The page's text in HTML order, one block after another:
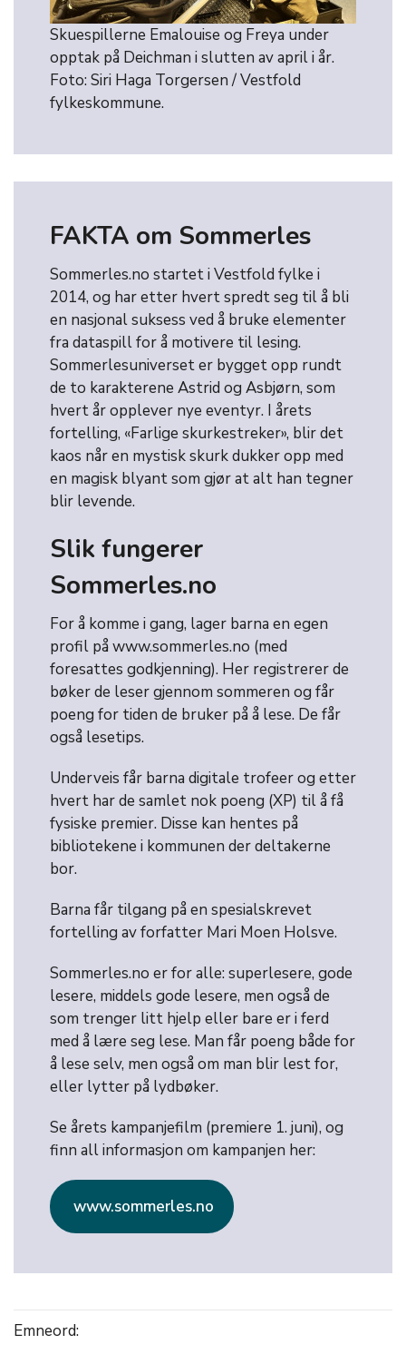
Skuespillerne Emalouise og Freya under
opptak på Deichman i slutten av april i år.
Foto: Siri Haga Torgersen / Vestfold
fylkeskommune.
FAKTA om Sommerles
Sommerles.no startet i Vestfold fylke i
2014, og har etter hvert spredt seg til å bli
en nasjonal suksess ved å bruke elementer
fra dataspill for å motivere til lesing.
Sommerlesuniverset er bygget opp rundt
de to karakterene Astrid og Asbjørn, som
hvert år opplever nye eventyr. I årets
fortelling, «Farlige skurkestreker», blir det
kaos når en mystisk skurk dukker opp med
en magisk blyant som gjør at alt han tegner
blir levende.
Slik fungerer
Sommerles.no
For å komme i gang, lager barna en egen
profil på www.sommerles.no (med
foresattes godkjenning). Her registrerer de
bøker de leser gjennom sommeren og får
poeng for tiden de bruker på å lese. De får
også lesetips.
Underveis får barna digitale trofeer og etter
hvert har de samlet nok poeng (XP) til å få
fysiske premier. Disse kan hentes på
bibliotekene i kommunen der deltakerne
bor.
Barna får tilgang på en spesialskrevet
fortelling av forfatter Mari Moen Holsve.
Sommerles.no er for alle: superlesere, gode
lesere, middels gode lesere, men også de
som trenger litt hjelp eller bare er i ferd
med å lære seg lese. Man får poeng både for
å lese selv, men også om man blir lest for,
eller lytter på lydbøker.
Se årets kampanjefilm (premiere 1. juni), og
finn all informasjon om kampanjen her:
www.sommerles.no
Emneord: